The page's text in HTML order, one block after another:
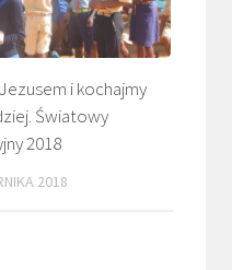
i kochajmy
Światowy
2018
2018